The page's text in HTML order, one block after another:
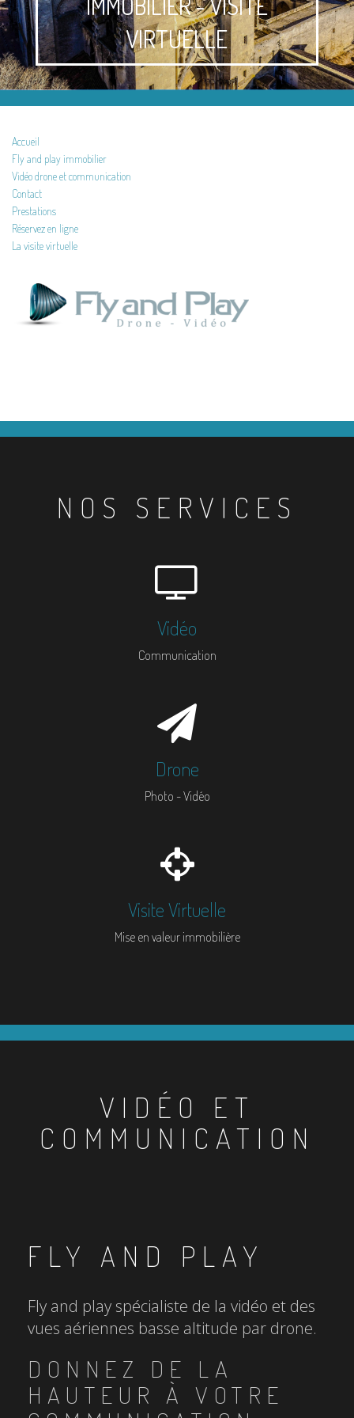
VIRTUELLE
Accueil
Fly and play immobilier
Vidéo drone et communication
Contact
Prestations
Réservez en ligne
La visite virtuelle
NOS SERVICES
Vidéo
Communication
Drone
Photo - Vidéo
Visite Virtuelle
Mise en valeur immobilière
VIDÉO ET
COMMUNICATION
FLY AND PLAY
Fly and play spécialiste de la vidéo et des
vues aériennes basse altitude par drone.
DONNEZ DE LA
HAUTEUR À VOTRE